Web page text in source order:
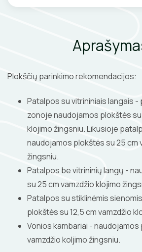
Plokščių parinkimo rekomendacijos:
Patalpos su vitrininiais langais -
zonoje naudojamos plokštės su
klojimo žingsniu. Likusioje
naudojamos plokštės su 25 cm
žingsniu.
Patalpos be vitrininių langų -
su 25 cm vamzdžio klojimo
Patalpos su stiklinėmis
plokštės su 12,5 cm vamzdžio
Vonios kambariai - naudojamos
vamzdžio koljimo žingsniu.